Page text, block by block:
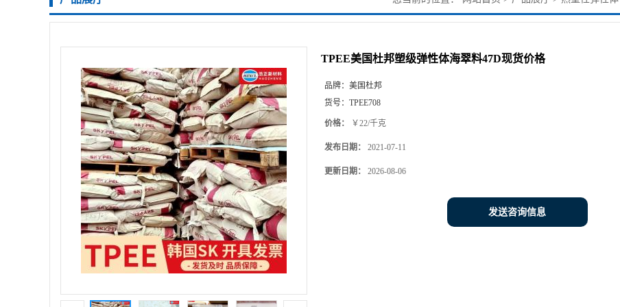
货价格
TPEE美国杜邦塑级弹性体海翠料47D现货价格
品牌： 美国杜邦
货号： TPEE708
价格： ￥22/千克
发布日期： 2021-07-11
更新日期： 2026-08-06
发送咨询信息